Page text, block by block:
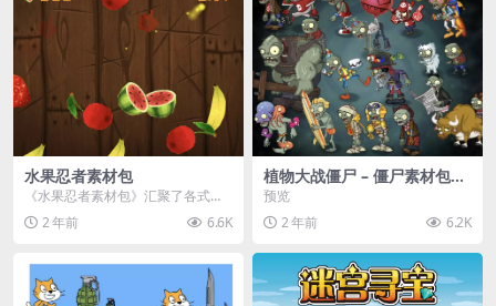
水果忍者素材包
《水果忍者素材包》汇聚了各式鲜
美诱人的水果图像与清脆悦耳的切
割音效，专为追求极致...
2 年前 6.6K
植物大战僵尸 – 僵尸素材包
【可预览】
预览
2 年前
6.2K